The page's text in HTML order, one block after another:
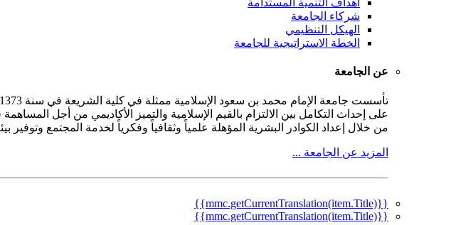
أهداف التنمية المستدامة
شركاء الجامعة
الهيكل التنظيمي
الخطة الاستراتيجية للجامعة
عن الجامعة
على إحداث التكامل بين الالتزام بالقيم الإسلامية والتميز الأكاديمي من أجل
من خلال إعداد الكوادر البشرية المؤهلة علمياً وثقافياً وفكرياً لخدمة المجتمع
المزيد عن الجامعة ...
{{mmc.getCurrentTranslation(item.Title)}}
{{mmc.getCurrentTranslation(item.Title)}}